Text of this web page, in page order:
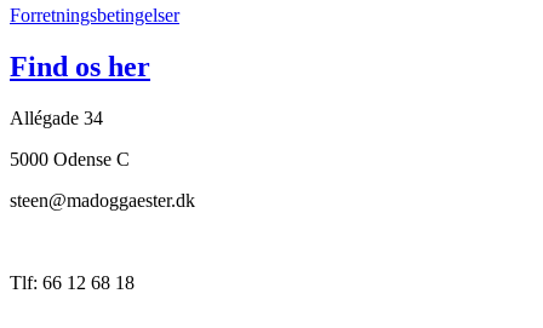
Forretningsbetingelser
Find os her
Allégade 34
5000 Odense C
steen@madoggaester.dk
Tlf: 66 12 68 18